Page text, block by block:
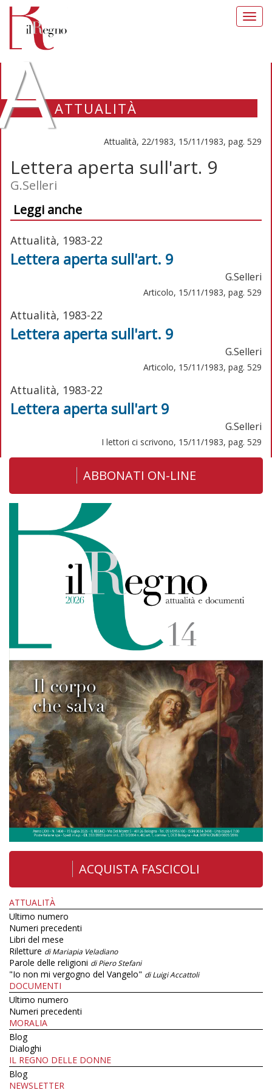
ATTUALITÀ
Attualità, 22/1983, 15/11/1983, pag. 529
Lettera aperta sull'art. 9
G.Selleri
Leggi anche
Attualità, 1983-22
Lettera aperta sull'art. 9
G.Selleri
Articolo, 15/11/1983, pag. 529
Attualità, 1983-22
Lettera aperta sull'art. 9
G.Selleri
Articolo, 15/11/1983, pag. 529
Attualità, 1983-22
Lettera aperta sull'art 9
G.Selleri
I lettori ci scrivono, 15/11/1983, pag. 529
ABBONATI ON-LINE
ACQUISTA FASCICOLI
ATTUALITÀ
Ultimo numero
Numeri precedenti
Libri del mese
Riletture di Mariapia Veladiano
Parole delle religioni di Piero Stefani
"Io non mi vergogno del Vangelo" di Luigi Accattoli
DOCUMENTI
Ultimo numero
Numeri precedenti
MORALIA
Blog
Dialoghi
IL REGNO DELLE DONNE
Blog
NEWSLETTER